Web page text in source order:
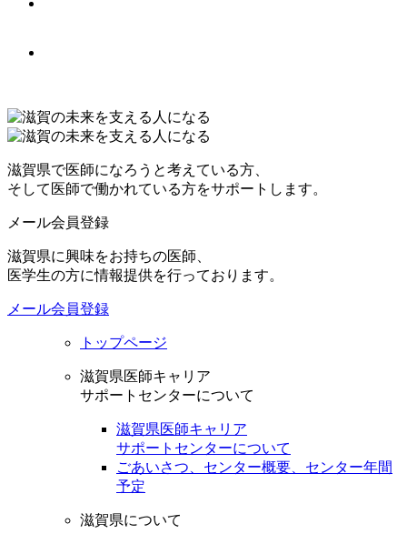
滋賀県で医師になろうと考えている方、
そして医師で働かれている方をサポートします。
メール会員登録
滋賀県に興味をお持ちの医師、
医学生の方に情報提供を行っております。
メール会員登録
トップページ
滋賀県医師キャリア
サポートセンターについて
滋賀県医師キャリア
サポートセンターについて
ごあいさつ、センター概要、センター年間
予定
滋賀県について